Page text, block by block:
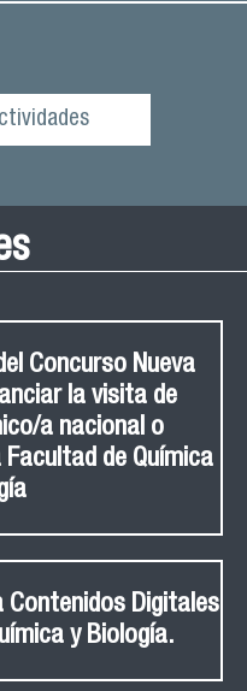
Concurso Nueva
la visita de
a nacional o
de Química
Contenidos Digitales
y Biología.